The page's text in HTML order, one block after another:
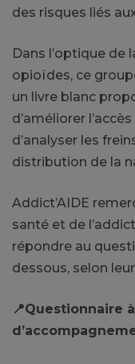
des risques liés
Dans l’optique de
opioïdes, ce
un livre blanc
d’améliorer
d’analyser les
distribution de la
Addict’AIDE
santé et de
répondre au
dessous, selon
📍Questionnaire